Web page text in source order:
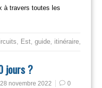
à travers toutes les
Est, guide, itinéraire,
jours ?
28 novembre 2022
0